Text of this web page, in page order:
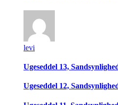
levi
Ugeseddel 13,
Ugeseddel 12,